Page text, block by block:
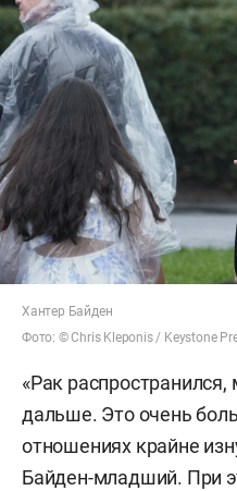
Хантер Байден
Фото: © Chris Kleponis / Keystone
«Рак распространился,
дальше. Это очень
отношениях крайне
Байден-младший. При